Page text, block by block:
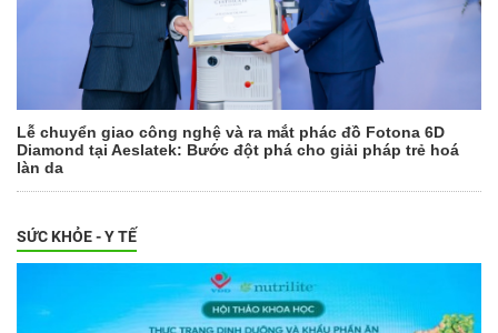
Lễ chuyển giao công nghệ và ra mắt phác đồ Fotona 6D
Diamond tại Aeslatek: Bước đột phá cho giải pháp trẻ hoá
làn da
SỨC KHỎE - Y TẾ